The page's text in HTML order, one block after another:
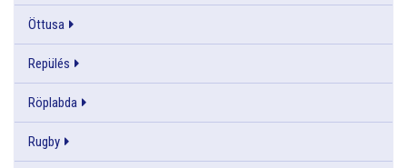
Öttusa
Repülés
Röplabda
Rugby